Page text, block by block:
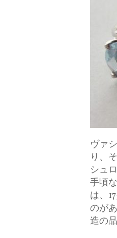
ヴァ
り、
シュ
手頃
は、
のが
造の